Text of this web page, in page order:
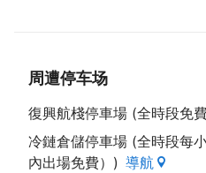
周遭停车场
復興航棧停車場 (全時段免
冷鏈倉儲停車場 (全時段每
內出場免費）) 導航